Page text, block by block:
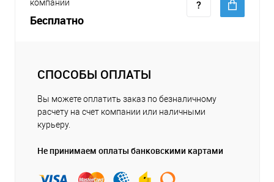
компании
Бесплатно
СПОСОБЫ ОПЛАТЫ
Вы можете оплатить заказ по безналичному
расчету на счет компании или наличными
курьеру.
Не принимаем оплаты банковскими картами